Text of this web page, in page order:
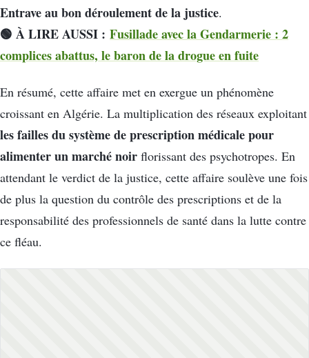
Entrave au bon déroulement de la justice.
🟢 À LIRE AUSSI : Fusillade avec la Gendarmerie : 2
complices abattus, le baron de la drogue en fuite
En résumé, cette affaire met en exergue un phénomène
croissant en Algérie. La multiplication des réseaux exploitant
les failles du système de prescription médicale pour
alimenter un marché noir florissant des psychotropes. En
attendant le verdict de la justice, cette affaire soulève une fois
de plus la question du contrôle des prescriptions et de la
responsabilité des professionnels de santé dans la lutte contre
ce fléau.